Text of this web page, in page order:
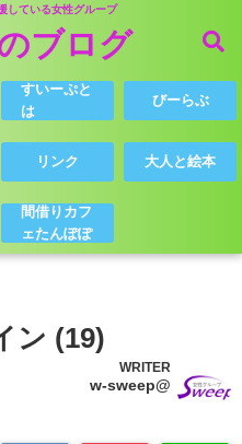
している女性グループ
ブログ
すいーぷと
は
びーらぶ
リンク 大人と絵本
間借りカフ
ェたんぽぽ
ン (19)
WRITER
w-sweep@